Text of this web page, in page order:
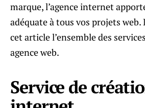
marque, l’agence internet
adéquate à tous vos projets web.
cet article l’ensemble des
agence web.
Service de